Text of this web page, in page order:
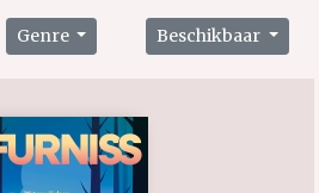
Genre Beschikbaar